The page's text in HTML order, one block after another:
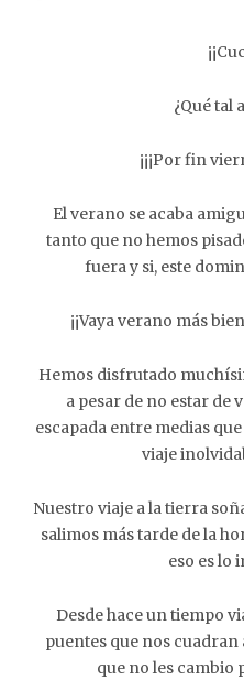
¿Qué tal
¡¡¡Por fin
El verano se acaba
tanto que no hemos
fuera y si, este
¡¡Vaya verano más
Hemos disfrutado
a pesar de no estar de
escapada entre medias
viaje
Nuestro viaje a la tierra
salimos más tarde de la
eso es lo
Desde hace un tiempo
puentes que nos
que no les cambio